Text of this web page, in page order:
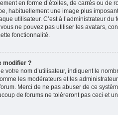
en forme d’étoiles, de carrés ou de
habituellement une image plus
utilisateur. C’est à l’administrateur
ne pouvez pas utiliser les avatars,
fonctionnalité.
modifier ?
votre nom d’utilisateur, indiquent le
les modérateurs et les
Merci de ne pas abuser de ce
de forums ne toléreront pas ceci et